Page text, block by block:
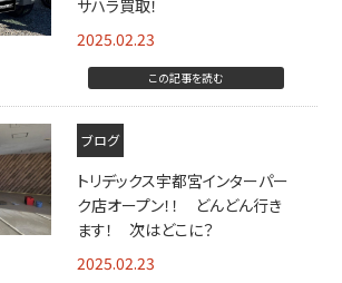
サハラ買取！
2025.02.23
この記事を読む
ブログ
トリデックス宇都宮インターパー
ク店オープン！！ どんどん行き
ます！ 次はどこに？
2025.02.23